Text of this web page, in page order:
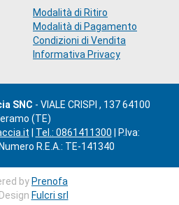
Modalità di Ritiro
Modalità di Pagamento
Condizioni di Vendita
Informativa Privacy
SNC - VIALE CRISPI , 137 64100
(TE)
| Tel.: 0861411300 | P.Iva:
R.E.A.: TE-141340
byPrenofa
Fulcri srl